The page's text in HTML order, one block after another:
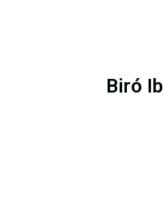
Biró